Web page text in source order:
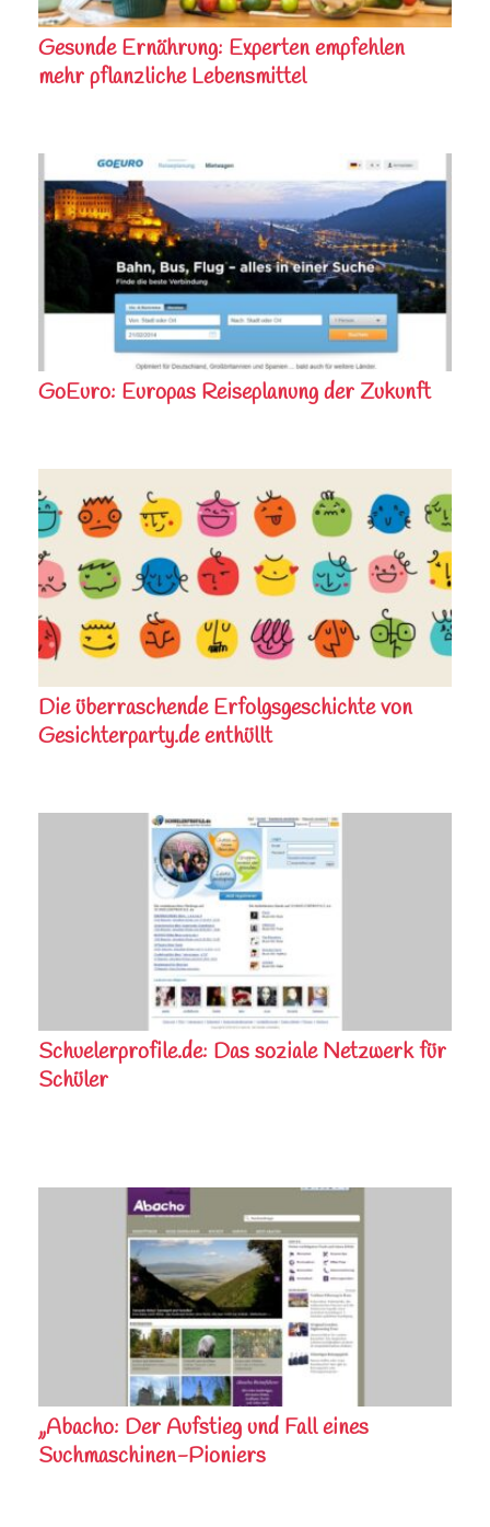
Gesunde Ernährung: Experten empfehlen
mehr pflanzliche Lebensmittel
GoEuro: Europas Reiseplanung der Zukunft
Die überraschende Erfolgsgeschichte von
Gesichterparty.de enthüllt
Schuelerprofile.de: Das soziale Netzwerk für
Schüler
„Abacho: Der Aufstieg und Fall eines
Suchmaschinen-Pioniers